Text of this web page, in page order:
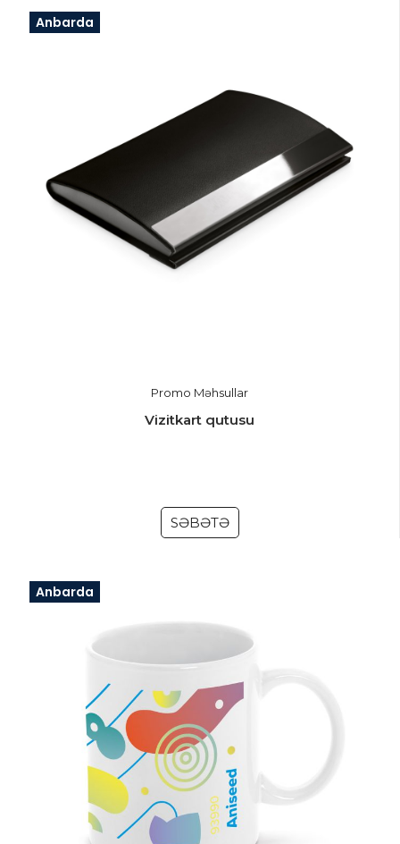
Anbarda
Promo Məhsullar
Vizitkart qutusu
SƏBƏTƏ
Anbarda